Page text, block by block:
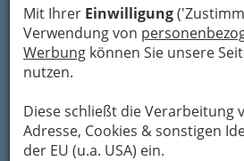
Mit Ihrer Einwilligung
Verwendung von
Werbung können Sie unsere
nutzen.
Diese schließt die Verarbeitung
Adresse, Cookies & sonstigen
der EU (u.a. USA) ein.
Karte
Adresse mit Google Maps